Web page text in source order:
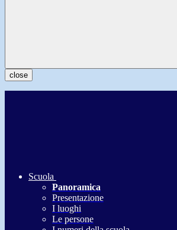
close
Scuola
Panoramica
Presentazione
I luoghi
Le persone